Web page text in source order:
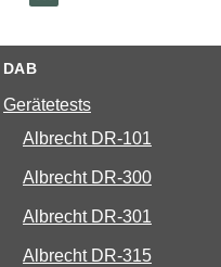
DAB
Gerätetests
Albrecht DR-101
Albrecht DR-300
Albrecht DR-301
Albrecht DR-315